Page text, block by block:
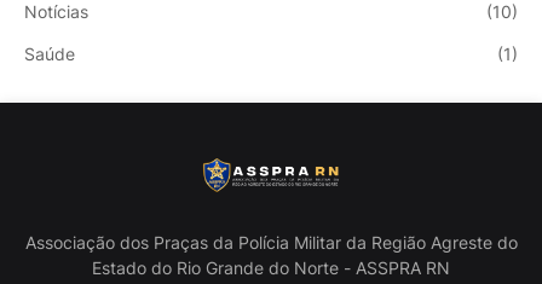
Notícias (10)
Saúde (1)
Associação dos Praças da Polícia Militar da Região Agreste do
Estado do Rio Grande do Norte - ASSPRA RN